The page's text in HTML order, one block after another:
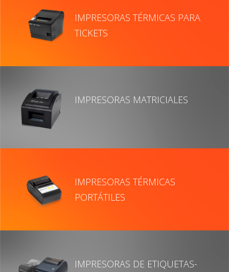
IMPRESORAS TÉRMICAS PARA
TICKETS
IMPRESORAS MATRICIALES
IMPRESORAS TÉRMICAS
PORTÁTILES
IMPRESORAS DE ETIQUETAS-